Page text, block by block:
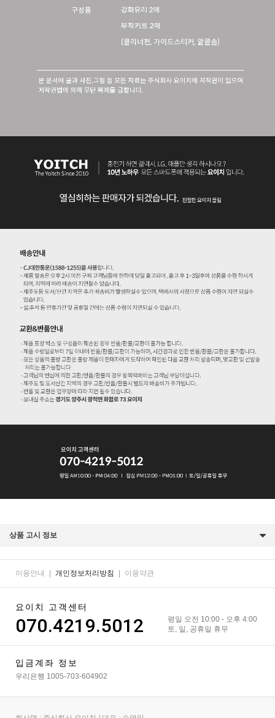
상품 고시 정보
이용안내 개인정보처리방침 이용약관
요이치 고객센터
070.4219.5012
평일 오전 10:00 - 오후 4:00
토, 일, 공휴일 휴무
입금계좌 정보
우리은행 1005-703-604902